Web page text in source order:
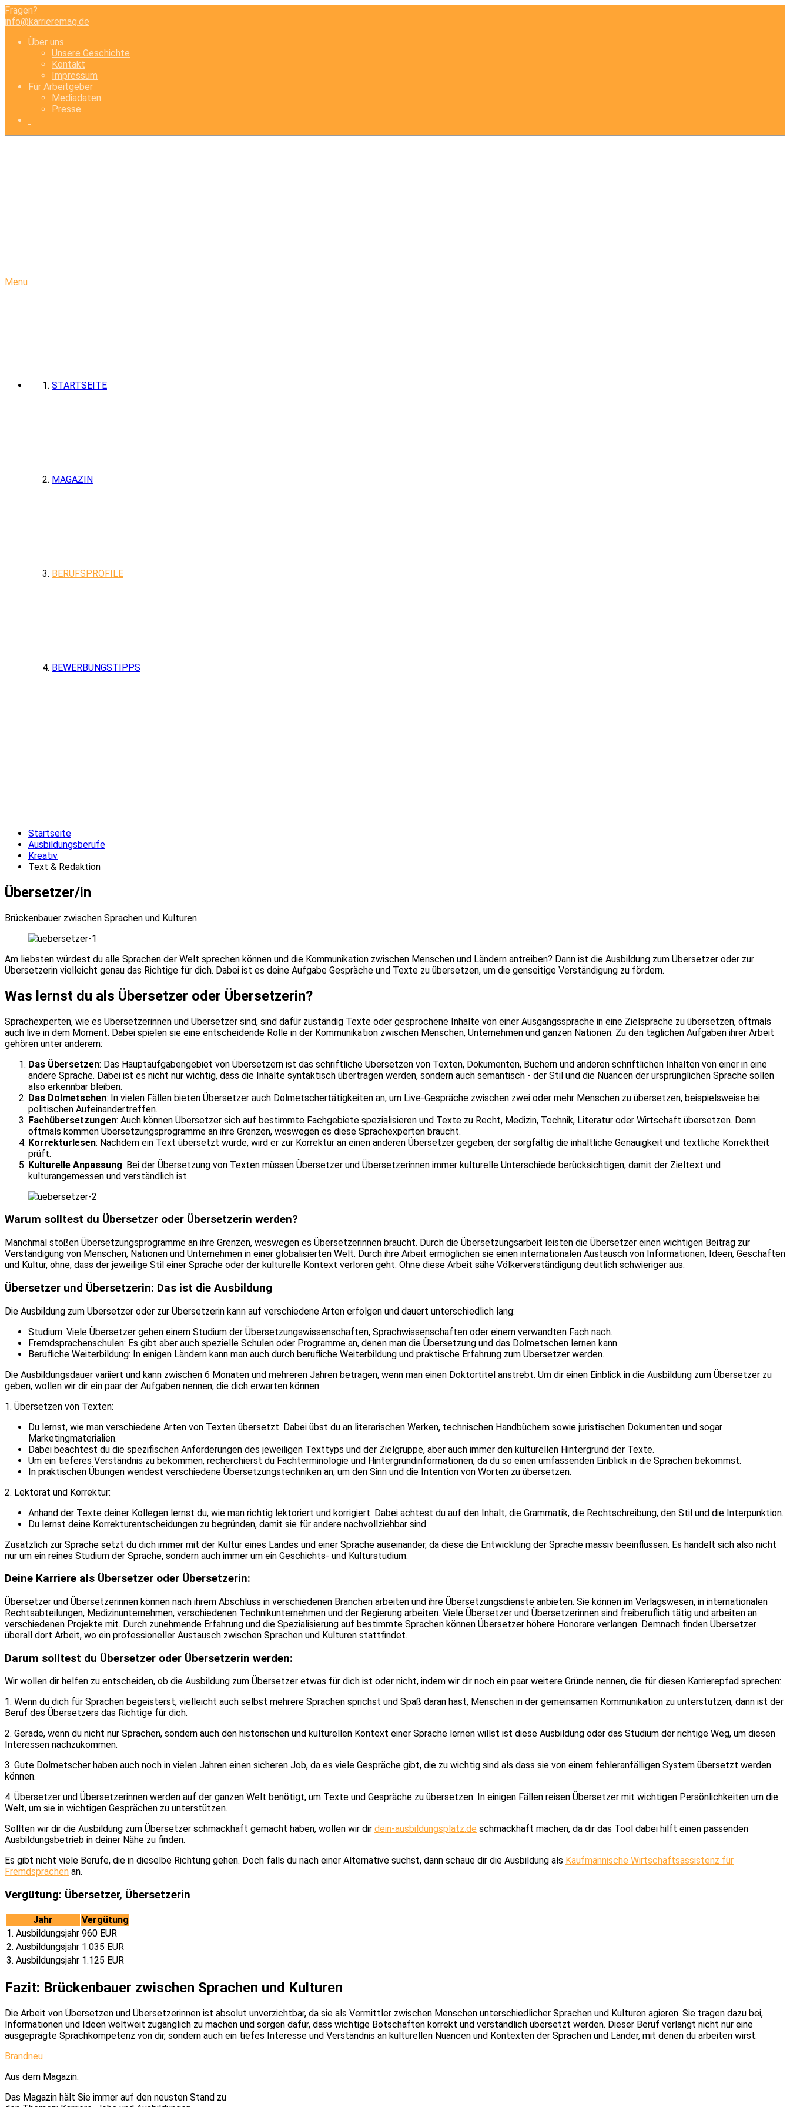
Fragen?
info@karrieremag.de
Über uns
Unsere Geschichte
Kontakt
Impressum
Für Arbeitgeber
Mediadaten
Presse
Menu
STARTSEITE
MAGAZIN
BERUFSPROFILE
BEWERBUNGSTIPPS
Startseite
Ausbildungsberufe
Kreativ
Text & Redaktion
Übersetzer/in
Brückenbauer zwischen Sprachen und Kulturen
Am liebsten würdest du alle Sprachen der Welt sprechen können und die Kommunikation zwischen Menschen und Ländern antreiben? Dann ist die Ausbildung zum Übersetzer oder zur
Übersetzerin vielleicht genau das Richtige für dich. Dabei ist es deine Aufgabe Gespräche und Texte zu übersetzen, um die genseitige Verständigung zu fördern.
Was lernst du als Übersetzer oder Übersetzerin?
Sprachexperten, wie es Übersetzerinnen und Übersetzer sind, sind dafür zuständig Texte oder gesprochene Inhalte von einer Ausgangssprache in eine Zielsprache zu übersetzen, oftmals
auch live in dem Moment. Dabei spielen sie eine entscheidende Rolle in der Kommunikation zwischen Menschen, Unternehmen und ganzen Nationen. Zu den täglichen Aufgaben ihrer Arbeit
gehören unter anderem:
Das Übersetzen: Das Hauptaufgabengebiet von Übersetzern ist das schriftliche Übersetzen von Texten, Dokumenten, Büchern und anderen schriftlichen Inhalten von einer in eine
andere Sprache. Dabei ist es nicht nur wichtig, dass die Inhalte syntaktisch übertragen werden, sondern auch semantisch - der Stil und die Nuancen der ursprünglichen Sprache sollen
also erkennbar bleiben.
Das Dolmetschen: In vielen Fällen bieten Übersetzer auch Dolmetschertätigkeiten an, um Live-Gespräche zwischen zwei oder mehr Menschen zu übersetzen, beispielsweise bei
politischen Aufeinandertreffen.
Fachübersetzungen: Auch können Übersetzer sich auf bestimmte Fachgebiete spezialisieren und Texte zu Recht, Medizin, Technik, Literatur oder Wirtschaft übersetzen. Denn
oftmals kommen Übersetzungsprogramme an ihre Grenzen, weswegen es diese Sprachexperten braucht.
Korrekturlesen: Nachdem ein Text übersetzt wurde, wird er zur Korrektur an einen anderen Übersetzer gegeben, der sorgfältig die inhaltliche Genauigkeit und textliche Korrektheit
prüft.
Kulturelle Anpassung: Bei der Übersetzung von Texten müssen Übersetzer und Übersetzerinnen immer kulturelle Unterschiede berücksichtigen, damit der Zieltext und
kulturangemessen und verständlich ist.
Warum solltest du Übersetzer oder Übersetzerin werden?
Manchmal stoßen Übersetzungsprogramme an ihre Grenzen, weswegen es Übersetzerinnen braucht. Durch die Übersetzungsarbeit leisten die Übersetzer einen wichtigen Beitrag zur
Verständigung von Menschen, Nationen und Unternehmen in einer globalisierten Welt. Durch ihre Arbeit ermöglichen sie einen internationalen Austausch von Informationen, Ideen, Geschäften
und Kultur, ohne, dass der jeweilige Stil einer Sprache oder der kulturelle Kontext verloren geht. Ohne diese Arbeit sähe Völkerverständigung deutlich schwieriger aus.
Übersetzer und Übersetzerin: Das ist die Ausbildung
Die Ausbildung zum Übersetzer oder zur Übersetzerin kann auf verschiedene Arten erfolgen und dauert unterschiedlich lang:
Studium: Viele Übersetzer gehen einem Studium der Übersetzungswissenschaften, Sprachwissenschaften oder einem verwandten Fach nach.
Fremdsprachenschulen: Es gibt aber auch spezielle Schulen oder Programme an, denen man die Übersetzung und das Dolmetschen lernen kann.
Berufliche Weiterbildung: In einigen Ländern kann man auch durch berufliche Weiterbildung und praktische Erfahrung zum Übersetzer werden.
Die Ausbildungsdauer variiert und kann zwischen 6 Monaten und mehreren Jahren betragen, wenn man einen Doktortitel anstrebt. Um dir einen Einblick in die Ausbildung zum Übersetzer zu
geben, wollen wir dir ein paar der Aufgaben nennen, die dich erwarten können:
1. Übersetzen von Texten:
Du lernst, wie man verschiedene Arten von Texten übersetzt. Dabei übst du an literarischen Werken, technischen Handbüchern sowie juristischen Dokumenten und sogar
Marketingmaterialien.
Dabei beachtest du die spezifischen Anforderungen des jeweiligen Texttyps und der Zielgruppe, aber auch immer den kulturellen Hintergrund der Texte.
Um ein tieferes Verständnis zu bekommen, recherchierst du Fachterminologie und Hintergrundinformationen, da du so einen umfassenden Einblick in die Sprachen bekommst.
In praktischen Übungen wendest verschiedene Übersetzungstechniken an, um den Sinn und die Intention von Worten zu übersetzen.
2. Lektorat und Korrektur:
Anhand der Texte deiner Kollegen lernst du, wie man richtig lektoriert und korrigiert. Dabei achtest du auf den Inhalt, die Grammatik, die Rechtschreibung, den Stil und die Interpunktion.
Du lernst deine Korrekturentscheidungen zu begründen, damit sie für andere nachvollziehbar sind.
Zusätzlich zur Sprache setzt du dich immer mit der Kultur eines Landes und einer Sprache auseinander, da diese die Entwicklung der Sprache massiv beeinflussen. Es handelt sich also nicht
nur um ein reines Studium der Sprache, sondern auch immer um ein Geschichts- und Kulturstudium.
Deine Karriere als Übersetzer oder Übersetzerin:
Übersetzer und Übersetzerinnen können nach ihrem Abschluss in verschiedenen Branchen arbeiten und ihre Übersetzungsdienste anbieten. Sie können im Verlagswesen, in internationalen
Rechtsabteilungen, Medizinunternehmen, verschiedenen Technikunternehmen und der Regierung arbeiten. Viele Übersetzer und Übersetzerinnen sind freiberuflich tätig und arbeiten an
verschiedenen Projekte mit. Durch zunehmende Erfahrung und die Spezialisierung auf bestimmte Sprachen können Übersetzer höhere Honorare verlangen. Demnach finden Übersetzer
überall dort Arbeit, wo ein professioneller Austausch zwischen Sprachen und Kulturen stattfindet.
Darum solltest du Übersetzer oder Übersetzerin werden:
Wir wollen dir helfen zu entscheiden, ob die Ausbildung zum Übersetzer etwas für dich ist oder nicht, indem wir dir noch ein paar weitere Gründe nennen, die für diesen Karrierepfad sprechen:
1. Wenn du dich für Sprachen begeisterst, vielleicht auch selbst mehrere Sprachen sprichst und Spaß daran hast, Menschen in der gemeinsamen Kommunikation zu unterstützen, dann ist der
Beruf des Übersetzers das Richtige für dich.
2. Gerade, wenn du nicht nur Sprachen, sondern auch den historischen und kulturellen Kontext einer Sprache lernen willst ist diese Ausbildung oder das Studium der richtige Weg, um diesen
Interessen nachzukommen.
3. Gute Dolmetscher haben auch noch in vielen Jahren einen sicheren Job, da es viele Gespräche gibt, die zu wichtig sind als dass sie von einem fehleranfälligen System übersetzt werden
können.
4. Übersetzer und Übersetzerinnen werden auf der ganzen Welt benötigt, um Texte und Gespräche zu übersetzen. In einigen Fällen reisen Übersetzer mit wichtigen Persönlichkeiten um die
Welt, um sie in wichtigen Gesprächen zu unterstützen.
Sollten wir dir die Ausbildung zum Übersetzer schmackhaft gemacht haben, wollen wir dir dein-ausbildungsplatz.de schmackhaft machen, da dir das Tool dabei hilft einen passenden
Ausbildungsbetrieb in deiner Nähe zu finden.
Es gibt nicht viele Berufe, die in dieselbe Richtung gehen. Doch falls du nach einer Alternative suchst, dann schaue dir die Ausbildung als Kaufmännische Wirtschaftsassistenz für
Fremdsprachen an.
Vergütung: Übersetzer, Übersetzerin
Jahr
Vergütung
1. Ausbildungsjahr 960 EUR
2. Ausbildungsjahr 1.035 EUR
3. Ausbildungsjahr 1.125 EUR
Fazit: Brückenbauer zwischen Sprachen und Kulturen
Die Arbeit von Übersetzen und Übersetzerinnen ist absolut unverzichtbar, da sie als Vermittler zwischen Menschen unterschiedlicher Sprachen und Kulturen agieren. Sie tragen dazu bei,
Informationen und Ideen weltweit zugänglich zu machen und sorgen dafür, dass wichtige Botschaften korrekt und verständlich übersetzt werden. Dieser Beruf verlangt nicht nur eine
ausgeprägte Sprachkompetenz von dir, sondern auch ein tiefes Interesse und Verständnis an kulturellen Nuancen und Kontexten der Sprachen und Länder, mit denen du arbeiten wirst.
Brandneu
Aus dem Magazin.
Das Magazin hält Sie immer auf den neusten Stand zu